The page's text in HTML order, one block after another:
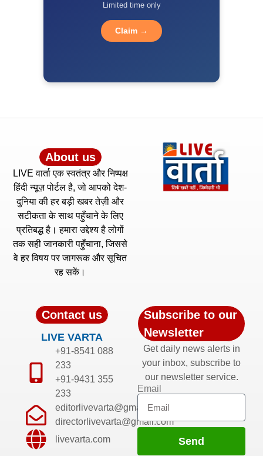
Limited time only
Claim →
About us
LIVE वार्ता एक स्वतंत्र और निष्पक्ष
हिंदी न्यूज़ पोर्टल है, जो आपको देश-
दुनिया की हर बड़ी खबर तेज़ी और
सटीकता के साथ पहुँचाने के लिए
प्रतिबद्ध है। हमारा उद्देश्य है लोगों
तक सही जानकारी पहुँचाना, जिससे
वे हर विषय पर जागरूक और सूचित
रह सकें।
Contact us
LIVE VARTA
+91-8541 088
233
+91-9431 355
233
editorlivevarta@gmail.com
directorlivevarta@gmail.com
livevarta.com
Subscribe to our
Newsletter
Get daily news alerts in
your inbox, subscribe to
our newsletter service.
Email
Send